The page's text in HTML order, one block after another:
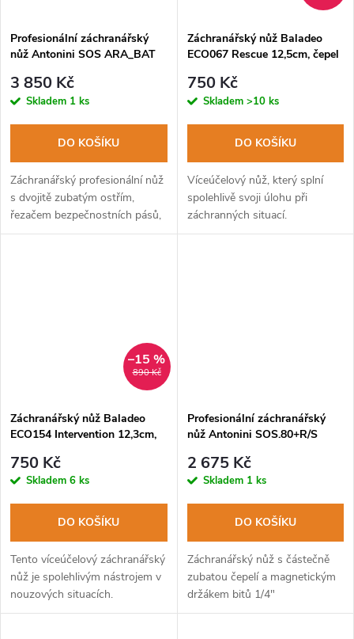
Profesionální záchranářský
nůž Antonini SOS ARA_BAT
3 850 Kč
Skladem 1 ks
DO KOŠÍKU
Záchranářský profesionální nůž
s dvojitě zubatým ostřím,
řezačem bezpečnostních pásů,
rozbíječem oken a
Záchranářský nůž Baladeo
ECO067 Rescue 12,5cm, čepel
ocel+G10, látkový obal
750 Kč
Skladem >10 ks
DO KOŠÍKU
Víceúčelový nůž, který splní
spolehlivě svoji úlohu při
záchranných situací.
890 Kč
–15 %
Záchranářský nůž Baladeo
ECO154 Intervention 12,3cm,
rukojeť
750 Kč
Skladem 6 ks
DO KOŠÍKU
Tento víceúčelový záchranářský
nůž je spolehlivým nástrojem v
nouzových situacích.
Profesionální záchranářský
nůž Antonini SOS.80+R/S
2 675 Kč
Skladem 1 ks
DO KOŠÍKU
Záchranářský nůž s částečně
zubatou čepelí a magnetickým
držákem bitů 1/4"